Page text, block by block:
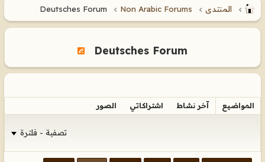
المنتدى Non Arabic Forums
Deutsches Forum
المواضيع آخر نشاط اشتراكاتي الصور
تصفية - فلترة